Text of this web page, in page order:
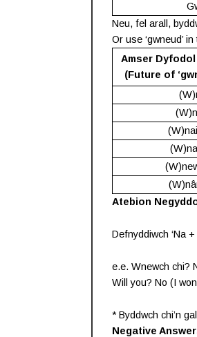
Neu, fel arall,
Or use ‘gwneud’
Amser Dyfodol
(Future of
Atebion
Defnyddiwch ‘Na
e.e. Wnewch chi?
Will you? No (I
* Byddwch chi’n
Negative